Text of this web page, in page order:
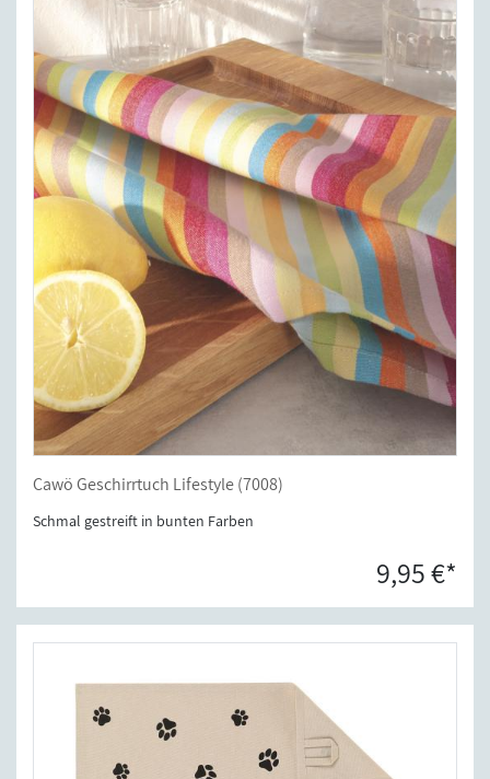
Cawö Geschirrtuch Lifestyle (7008)
Schmal gestreift in bunten Farben
9,95 €*